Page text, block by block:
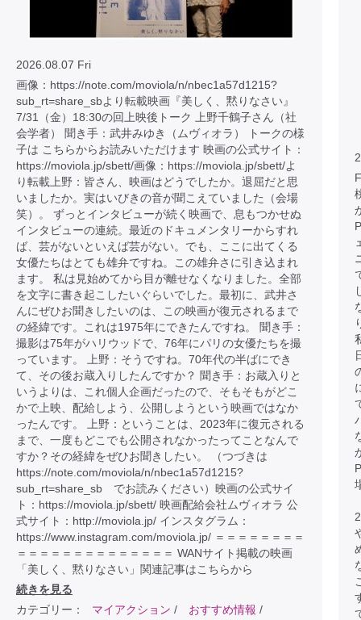
2026.08.07 Fri
画像：https://note.com/moviola/n/nbec1a57d1215?
sub_rt=share_sbより転載映画『美しく、黙りなさい』
7/31（金）18:30の回上映後トーク 上野千鶴子さん（社
会学者） 聞き手：武井みゆき（ムヴィオラ） トークの様
子は こちらからお読みいただけます 映画の公式サイト：
https://moviola.jp/sbett/画像：https://moviola.jp/sbett/よ
り転載上野：皆さん、映画はどうでしたか。退屈だと思
いましたか。実はいびきの音が聞こえていました（会場
笑）。 ずっとインタビューが続く映画で、息もつかせぬ
インタビューの連続。最近のドキュメンタリーからすれ
ば、芸がないといえば芸がない。でも、ここに出てくる
女優たちはとても雄弁ですね。この雄弁さに引き込まれ
ます。 私は見始めてから目が離せなくなりました。全部
を文字に書き起こしたいぐらいでした。最初に、武井さ
んにぜひお聞きしたいのは、この映画が復元されるまで
の経緯です。これは1975年にできたんですね。 聞き手：
撮影は75年がハリウッドで、76年にパリの女優たちを撮
っています。 上野：そうですね。70年代の半ばにでき
て、その後お蔵入りしたんですか？ 聞き手：お蔵入りと
いうよりは、これ個人企画だったので、そもそもがどこ
かで上映、配給しよう、公開しようという映画ではなか
ったんです。 上野：ということは、2023年に復元される
まで、一度もどこでも公開されなかったってことなんで
すか？その経緯をぜひお聞きしたい。 （つづきは
https://note.com/moviola/n/nbec1a57d1215?
sub_rt=share_sb でお読みください）映画の公式サイ
ト：https://moviola.jp/sbett/ 映画配給会社ムヴィオラ 公
式サイト：http://moviola.jp/ インスタグラム：
https://www.instagram.com/moviola.jp/ ＝＝＝＝＝＝＝＝
＝＝＝＝＝＝＝＝＝＝＝＝＝＝ WANサイト掲載の映画
「美しく、黙りなさい」関連記事はこちらから
続きを見る
カテゴリー：
マイアクション / おすすめ情報 /